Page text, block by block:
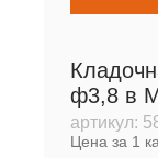
ф3,8 в
артикул:
Цена за 1